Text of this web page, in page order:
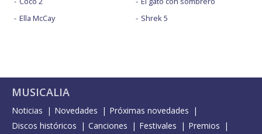
Ella McCay
Shrek 5
MUSICALIA
Noticias Novedades
Próximas novedades
Discos históricos
Canciones Festivales
Premios